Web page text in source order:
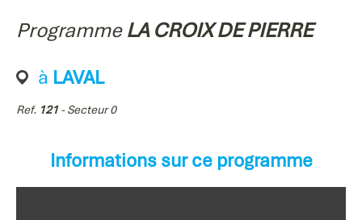
ProgrammeLA CROIX DE PIERRE
à LAVAL
Ref. 121- Secteur 0
Informations sur ce programme